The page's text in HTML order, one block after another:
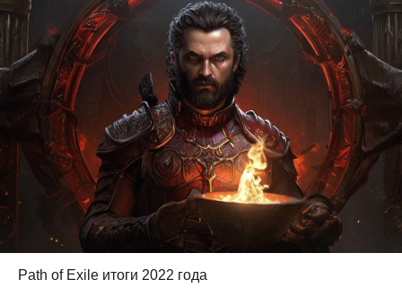
Path of Exile итоги 2022 года